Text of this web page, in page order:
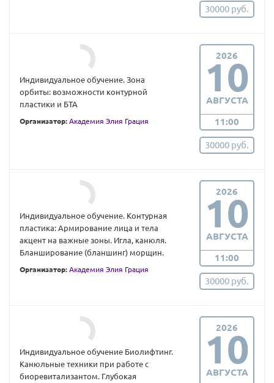
30000 руб.
Индивидуальное обучение. Зона
орбиты: возможности контурной
пластики и БТА
Организатор: Академия Элия Грация
2026
10
АВГУСТА
11:00
30000 руб.
Индивидуальное обучение. Контурная
пластика: Армирование лица и тела
акцент на важные зоны. Игла, канюля.
Бланширование (бланшинг) морщин.
Организатор: Академия Элия Грация
2026
10
АВГУСТА
11:00
30000 руб.
Индивидуальное обучение Биолифтинг.
Канюльные техники при работе с
биоревитализантом. Глубокая
2026
10
АВГУСТА